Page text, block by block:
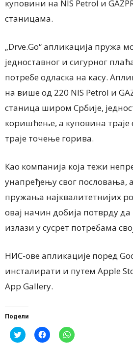
куповини на NIS Petrol и
станицама.
„Drve.Go“ апликација пружа
једноставног и сигурног
потребе одласка на касу.
на више од 220 NIS Petrol и
станица широм Србије,
коришћење, а куповина траје
траје точење горива.
Као компанија која тежи
унапређењу свог пословања,
пружања најквалитетнијих
овај начин добија потврду
излази у сусрет потребама
НИС-ове апликације поред
инсталирати и путем Apple
App Gallery.
Подели
Click
to
Click
to
Click
to